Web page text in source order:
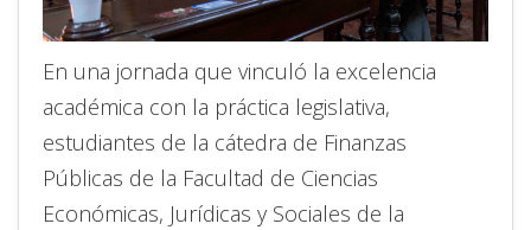
En una jornada que vinculó la excelencia
académica con la práctica legislativa,
estudiantes de la cátedra de Finanzas
Públicas de la Facultad de Ciencias
Económicas, Jurídicas y Sociales de la